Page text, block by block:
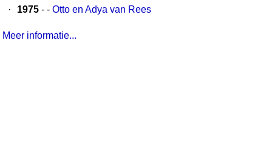
·
1975 - - Otto en Adya van Rees
Meer informatie...